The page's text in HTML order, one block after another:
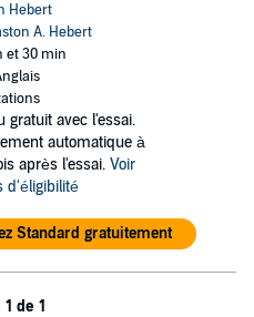
Hebert
A. Hebert
et 30 min
gratuit avec l'essai.
automatique à
après l'essai. Voir
d'éligibilité
Standard gratuitement
1 de 1